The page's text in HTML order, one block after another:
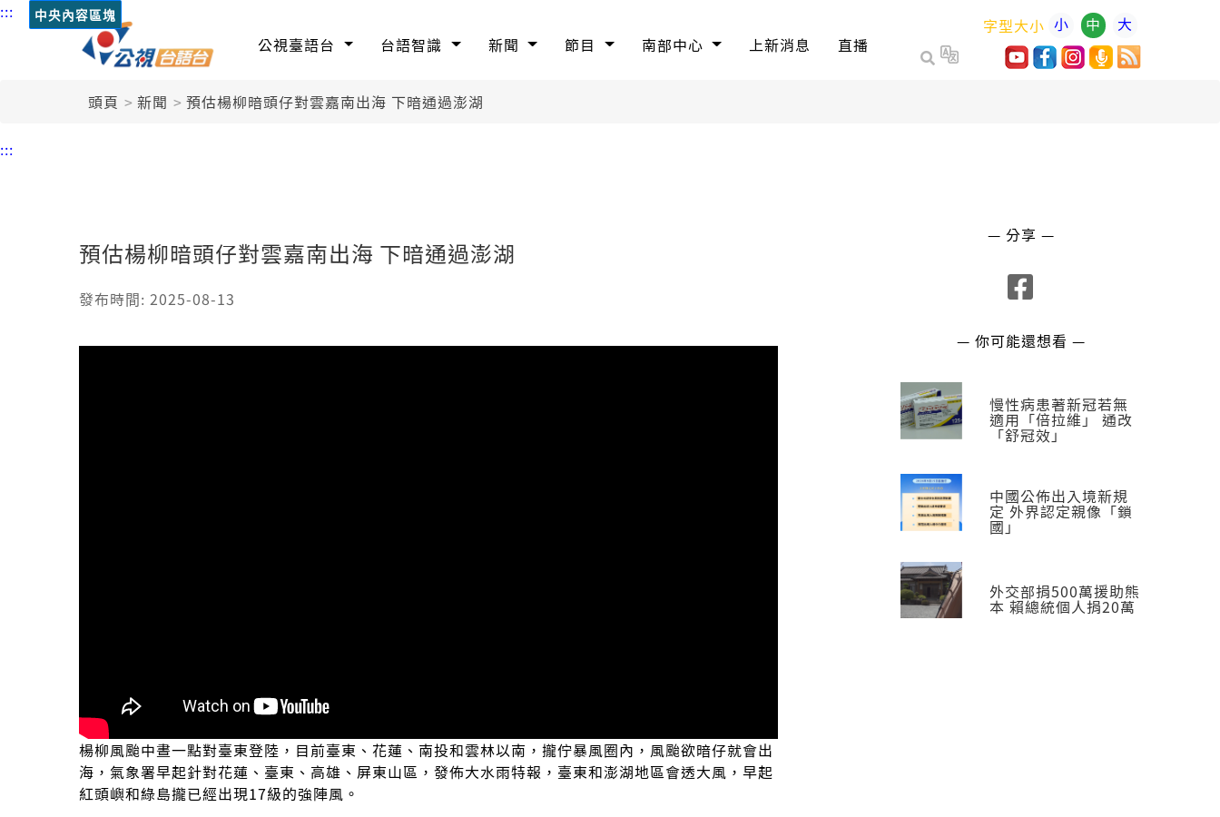
::: 中央內容區塊
公視臺語台 台語智識 新聞 節目 南部中心 上新消息 直播
字型大小 小 中 大
頭頁 新聞 預估楊柳暗頭仔對雲嘉南出海 下暗通過澎湖
:::
預估楊柳暗頭仔對雲嘉南出海 下暗通過澎湖
發布時間: 2025-08-13
楊柳風颱中晝一點對臺東登陸，目前臺東、花蓮、南投和雲林以南，攏佇暴風圈內，風颱欲暗仔就會出
海，氣象署早起針對花蓮、臺東、高雄、屏東山區，發佈大水雨特報，臺東和澎湖地區會透大風，早起
紅頭嶼和綠島攏已經出現17級的強陣風。
— 分享 —
— 你可能還想看 —
慢性病患著新冠若無
適用「倍拉維」 通改
「舒冠效」
中國公佈出入境新規
定 外界認定親像「鎖
國」
外交部捐500萬援助熊
本 賴總統個人捐20萬